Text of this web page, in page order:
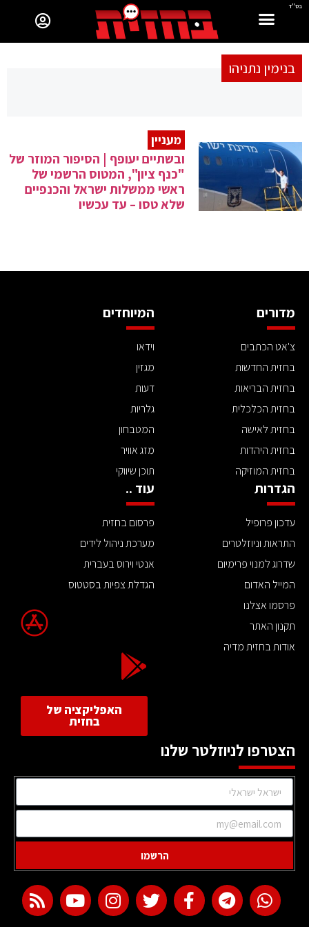
בס"ד
בנימין נתניהו
מעניין
ובשתיים יעופף | הסיפור המוזר של
"כנף ציון", המטוס הרשמי של
ראשי ממשלות ישראל והכנפיים
שלא טסו – עד עכשיו
מדורים
צ'אט הכתבים
בחזית החדשות
בחזית הבריאות
בחזית הכלכלית
בחזית לאישה
בחזית היהדות
בחזית המוזיקה
המיוחדים
וידאו
מגזין
דעות
גלריות
המטבחון
מזג אוויר
תוכן שיווקי
הגדרות
עדכון פרופיל
התראות וניוזלטרים
שדרוג למנוי פרימיום
המייל האדום
פרסמו אצלנו
תקנון האתר
אודות בחזית מדיה
עוד ..
פרסום בחזית
מערכת ניהול לידים
אנטי וירוס בעברית
הגדלת צפיות בסטטוס
האפליקציה של
בחזית
הצטרפו לניוזלטר שלנו
הרשמו